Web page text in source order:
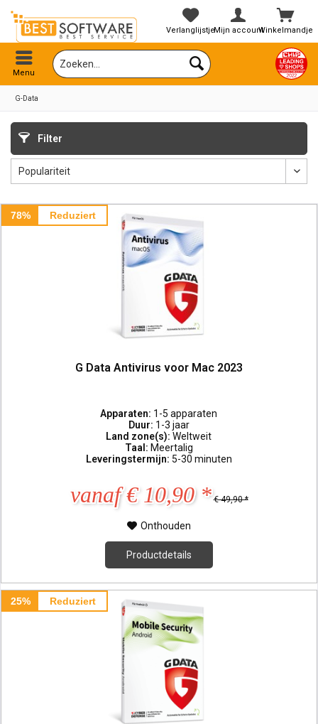
Winkelmandje
VerlanglijstjeMijn account
Menu
G-Data
Filter
78% Reduziert
G Data Antivirus voor Mac 2023
Apparaten: 1-5 apparaten
Duur: 1-3 jaar
Land zone(s):Weltweit
Taal: Meertalig
Leveringstermijn: 5-30 minuten
vanaf € 10,90 * € 49,90 *
Onthouden
Productdetails
25% Reduziert